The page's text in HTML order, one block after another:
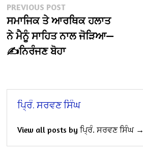
Post
navigation
PREVIOUS POSTPrevious
post:
ਸਮਾਜਿਕ ਤੇ ਆਰਥਿਕ ਹਲਾਤ
ਨੇ ਮੈਨੂੰ ਸਾਹਿਤ ਨਾਲ ਜੋੜਿਆ—
✍️ਨਿਰੰਜਣ ਬੋਹਾ
ਪ੍ਰਿੰ. ਸਰਵਣ ਸਿੰਘ
View all posts by ਪ੍ਰਿੰ. ਸਰਵਣ ਸਿੰਘ →